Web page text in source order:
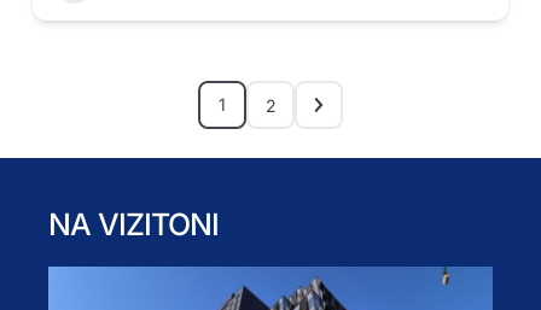
1 2
NA VIZITONI